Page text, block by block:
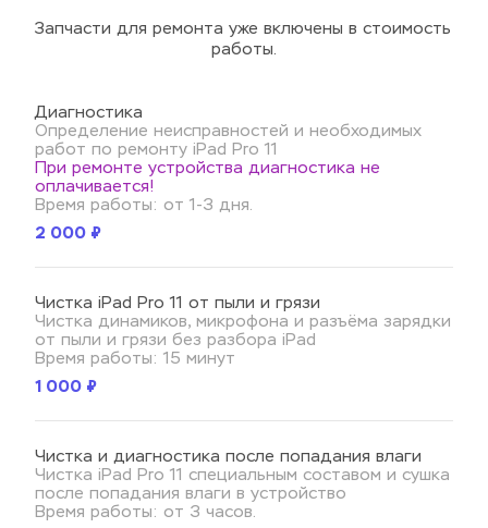
Запчасти для ремонта уже включены в стоимость
работы.
Диагностика
Определение неисправностей и необходимых
работ по ремонту iPad Pro 11
При ремонте устройства диагностика не
оплачивается!
Время работы: от 1-3 дня.
2 000 ₽
Чистка iPad Pro 11 от пыли и грязи
Чистка динамиков, микрофона и разъёма зарядки
от пыли и грязи без разбора iPad
Время работы: 15 минут
1 000 ₽
Чистка и диагностика после попадания влаги
Чистка iPad Pro 11 специальным составом и сушка
после попадания влаги в устройство
Время работы: от 3 часов.